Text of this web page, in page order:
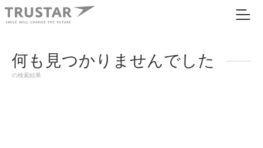
何も見つかりませんでした
の検索結果